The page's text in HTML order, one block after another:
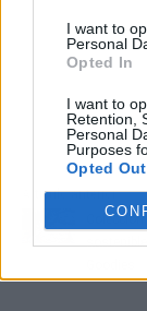
I want to
Personal
Opted In
I want to
Retention,
Personal
Purposes
Opted Out
Artículo anterior